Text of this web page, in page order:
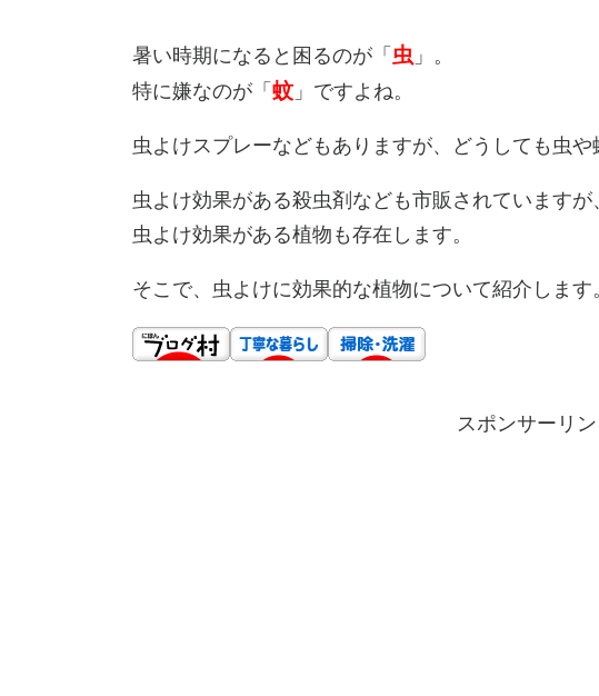
暑い時期になると困るのが「 虫 」。
特に嫌なのが「 蚊」ですよね。
虫よけスプレーなどもありますが、どうしても虫や
虫よけ効果がある殺虫剤なども市販されていますが
虫よけ効果がある植物も存在します。
そこで、虫よけに効果的な植物について紹介します
スポンサーリン